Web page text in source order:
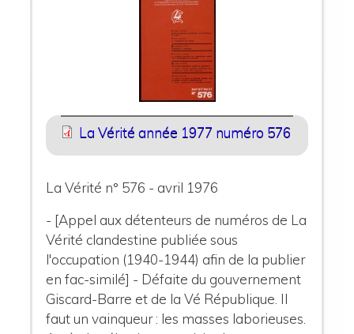
La Vérité année 1977 numéro 576
La Vérité n° 576 - avril 1976
- [Appel aux détenteurs de numéros de La
Vérité clandestine publiée sous
l'occupation (1940-1944) afin de la publier
en fac-similé] - Défaite du gouvernement
Giscard-Barre et de la Vé République. Il
faut un vainqueur : les masses laborieuses.